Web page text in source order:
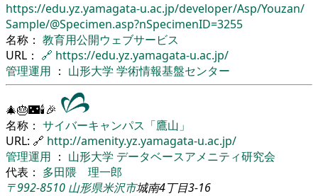
https://edu.yz.yamagata-u.ac.jp/developer/Asp/Youzan/
Sample/@Specimen.asp?nSpecimenID=3255
名称： 教育用公開ウェブサービス
URL： 🔗 https://edu.yz.yamagata-u.ac.jp/
管理運用 ： 山形大学 学術情報基盤センター
🎄🎂🌃🕯🎉
名称： サイバーキャンパス「鷹山」
URL: 🔗 http://amenity.yz.yamagata-u.ac.jp/
管理運用 ： 山形大学 データベースアメニティ研究会
代表： 多田隈 理一郎
〒992-8510 山形県米沢市城南4丁目3-16